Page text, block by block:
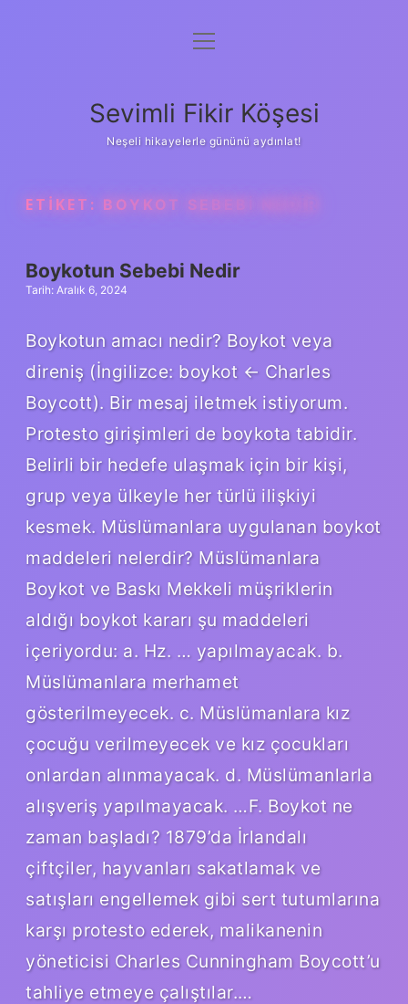
Anasayfa
Yasal Uyarı
menüyü
Sevimli Fikir Köşesi
Neşeli hikayelerle gününü aydınlat!
ETIKET: BOYKOT SEBEBI NEDIR
Boykotun Sebebi Nedir
Tarih: Aralık 6, 2024
Boykotun amacı nedir? Boykot veya
direniş (İngilizce: boykot ← Charles
Boycott). Bir mesaj iletmek istiyorum.
Protesto girişimleri de boykota tabidir.
Belirli bir hedefe ulaşmak için bir kişi,
grup veya ülkeyle her türlü ilişkiyi
kesmek. Müslümanlara uygulanan boykot
maddeleri nelerdir? Müslümanlara
Boykot ve Baskı Mekkeli müşriklerin
aldığı boykot kararı şu maddeleri
içeriyordu: a. Hz. … yapılmayacak. b.
Müslümanlara merhamet
gösterilmeyecek. c. Müslümanlara kız
çocuğu verilmeyecek ve kız çocukları
onlardan alınmayacak. d. Müslümanlarla
alışveriş yapılmayacak. …F. Boykot ne
zaman başladı? 1879’da İrlandalı
çiftçiler, hayvanları sakatlamak ve
satışları engellemek gibi sert tutumlarına
karşı protesto ederek, malikanenin
yöneticisi Charles Cunningham Boycott’u
tahliye etmeye çalıştılar.…